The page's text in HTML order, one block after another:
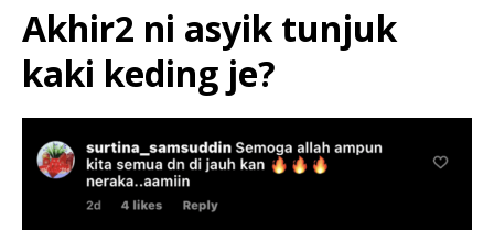
Akhir2 ni asyik tunjuk
kaki keding je?